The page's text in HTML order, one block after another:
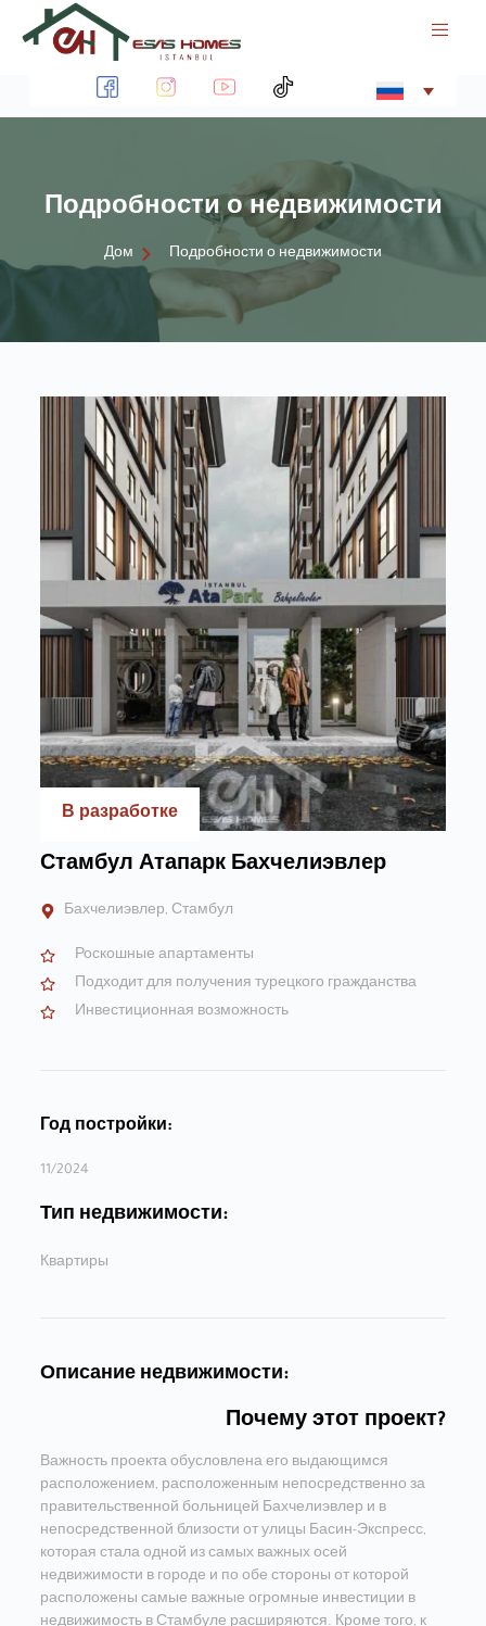
е
и
Подробности о недвижимости
Дом Подробности о недвижимости
В разработке
Стамбул Атапарк Бахчелиэвлер
Бахчелиэвлер, Стамбул
Роскошные апартаменты
Подходит для получения турецкого гражданства
Инвестиционная возможность
Год постройки:
11/2024
Тип недвижимости:
Квартиры
Описание недвижимости:
Почему этот проект?
Важность проекта обусловлена его выдающимся
расположением, расположенным непосредственно за
правительственной больницей Бахчелиэвлер и в
непосредственной близости от улицы Басин-Экспресс,
которая стала одной из самых важных осей
недвижимости в городе и по обе стороны от которой
расположены самые важные огромные инвестиции в
недвижимость в Стамбуле расширяются. Кроме того, к